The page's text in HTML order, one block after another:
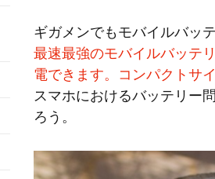
ギガメンでもモバイルバッ
最速最強のモバイルバッテ
電できます。コンパクトサ
スマホにおけるバッテリー
ろう。